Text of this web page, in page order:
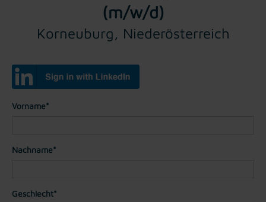
(m/w/d)
Korneuburg, Niederösterreich
Vorname*
Nachname*
Geschlecht*